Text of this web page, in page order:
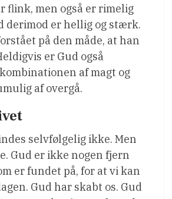
flink, men også er rimelig
derimod er hellig og stærk.
på den måde, at han
er Gud også
af magt og
af overgå.
selvfølgelig ikke. Men
Gud er ikke nogen fjern
er fundet på, for at vi kan
Gud har skabt os. Gud